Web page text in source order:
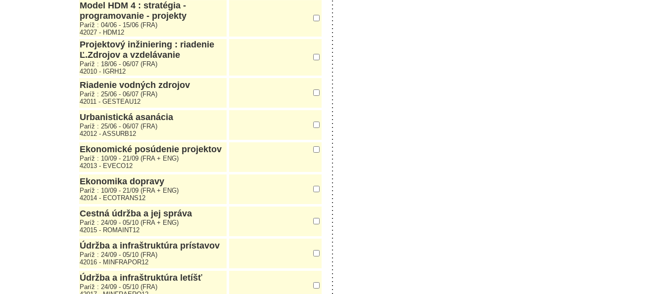
Model HDM 4 : stratégia -
programovanie - projekty
Paríž : 04/06 - 15/06 (FRA)
42027 - HDM12
Projektový inžiniering : riadenie
Ľ.Zdrojov a vzdelávanie
Paríž : 18/06 - 06/07 (FRA)
42010 - IGRH12
Riadenie vodných zdrojov
Paríž : 25/06 - 06/07 (FRA)
42011 - GESTEAU12
Urbanistická asanácia
Paríž : 25/06 - 06/07 (FRA)
42012 - ASSURB12
Ekonomické posúdenie projektov
Paríž : 10/09 - 21/09 (FRA + ENG)
42013 - EVECO12
Ekonomika dopravy
Paríž : 10/09 - 21/09 (FRA + ENG)
42014 - ECOTRANS12
Cestná údržba a jej správa
Paríž : 24/09 - 05/10 (FRA + ENG)
42015 - ROMAINT12
Údržba a infraštruktúra prístavov
Paríž : 24/09 - 05/10 (FRA)
42016 - MINFRAPOR12
Údržba a infraštruktúra letíšť
Paríž : 24/09 - 05/10 (FRA)